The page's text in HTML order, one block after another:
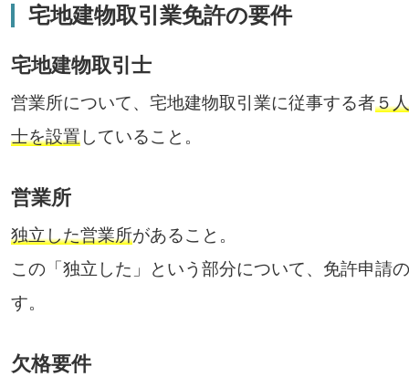
宅地建物取引業免許の要件
宅地建物取引士
営業所について、宅地建物取引業に従事する者５
士を設置していること。
営業所
独立した営業所があること。
この「独立した」という部分について、免許申請
す。
欠格要件